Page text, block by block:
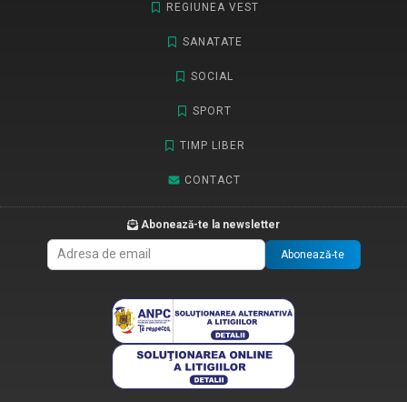
REGIUNEA VEST
SANATATE
SOCIAL
SPORT
TIMP LIBER
CONTACT
Abonează-te la newsletter
Abonează-te